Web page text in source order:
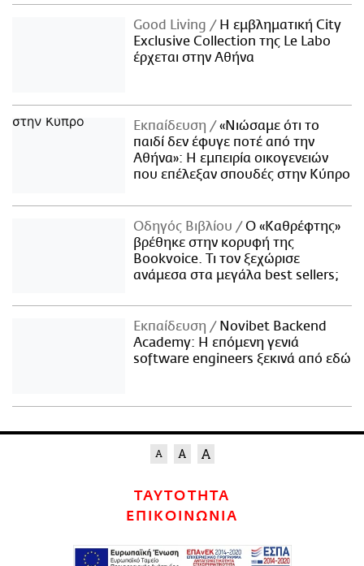
Good Living
Η εμβληματική City
Exclusive Collection της Le Labo
έρχεται στην Αθήνα
Εκπαίδευση
«Νιώσαμε ότι το
παιδί δεν έφυγε ποτέ από την
Αθήνα»: Η εμπειρία οικογενειών
που επέλεξαν σπουδές στην Κύπρο
Οδηγός Βιβλίου
Ο «Καθρέφτης»
βρέθηκε στην κορυφή της
Bookvoice. Τι τον ξεχώρισε
ανάμεσα στα μεγάλα best sellers;
Εκπαίδευση
Novibet Backend
Academy: Η επόμενη γενιά
software engineers ξεκινά από εδώ
ΤΑΥΤΟΤΗΤΑ
ΕΠΙΚΟΙΝΩΝΙΑ